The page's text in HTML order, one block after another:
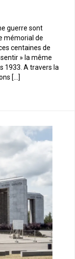
guerre sont
mémorial de
centaines de
» la même
1933. A travers la
[…]